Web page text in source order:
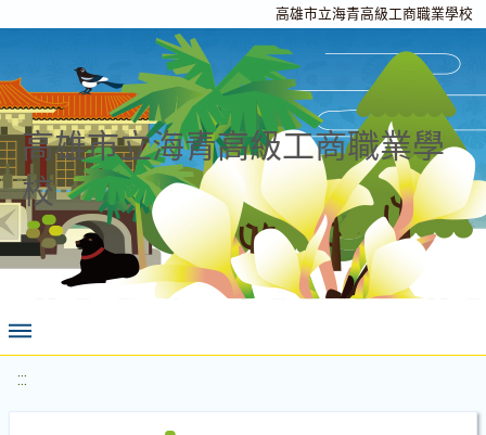
高雄市立海青高級工商職業學校
高雄市立海青高級工商職業學
校
:::